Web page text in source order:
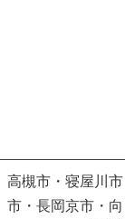
高槻市・寝屋川
市・長岡京市・